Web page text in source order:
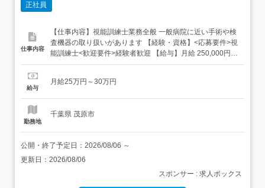
正社員
仕事内容
【仕事内容】視能訓練士業務全般 一般病院に近い手術や検
査機器の取り扱いがあります 【経験・資格】<応募要件>視
能訓練士<歓迎要件>経験者歓迎 【給与】月給 250,000円
〜 300,000円<給与の備考>給与は経験により決定します交
による)昇給あり 実績年1回(実績による)固定残業代なし試
給与
月給25万円～30万円
勤務地
千葉県 茂原市
公開・終了予定日： 2026/08/06 ～
更新日： 2026/08/06
スポンサー : 求人ボックス